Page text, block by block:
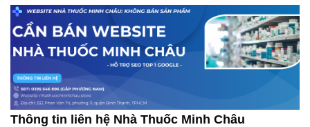
Thông tin liên hệ Nhà Thuốc Minh Châu